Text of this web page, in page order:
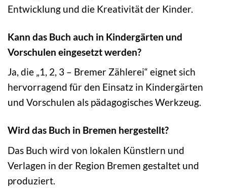
Entwicklung und die Kreativität der Kinder.
Kann das Buch auch in Kindergärten und
Vorschulen eingesetzt werden?
Ja, die „1, 2, 3 – Bremer Zählerei“ eignet sich
hervorragend für den Einsatz in Kindergärten
und Vorschulen als pädagogisches Werkzeug.
Wird das Buch in Bremen hergestellt?
Das Buch wird von lokalen Künstlern und
Verlagen in der Region Bremen gestaltet und
produziert.